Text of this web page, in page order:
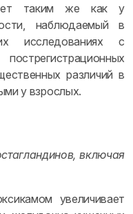
таким же как у
наблюдаемый в
исследованиях с
различий в
у взрослых.
включая
увеличивает